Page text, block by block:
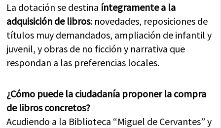
La dotación se destina íntegramente a la
adquisición de libros: novedades, reposiciones de
títulos muy demandados, ampliación de infantil y
juvenil, y obras de no ficción y narrativa que
respondan a las preferencias locales.
¿Cómo puede la ciudadanía proponer la compra
de libros concretos?
Acudiendo a la Biblioteca “Miguel de Cervantes” y